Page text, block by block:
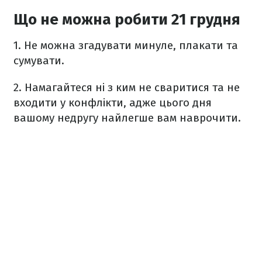
Що не можна робити 21 грудня
1. Не можна згадувати минуле, плакати та
сумувати.
2. Намагайтеся ні з ким не сваритися та не
входити у конфлікти, адже цього дня
вашому недругу найлегше вам наврочити.